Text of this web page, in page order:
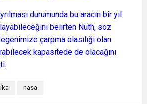
durumunda bu aracın bir yıl
belirten Nuth, söz
çarpma olasılığı olan
kapasitede de olacağını
nasa